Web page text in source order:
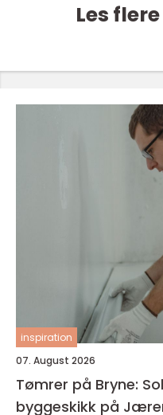
Les
inspiration
07. August 2026
Tømrer på Bryne:
byggeskikk på